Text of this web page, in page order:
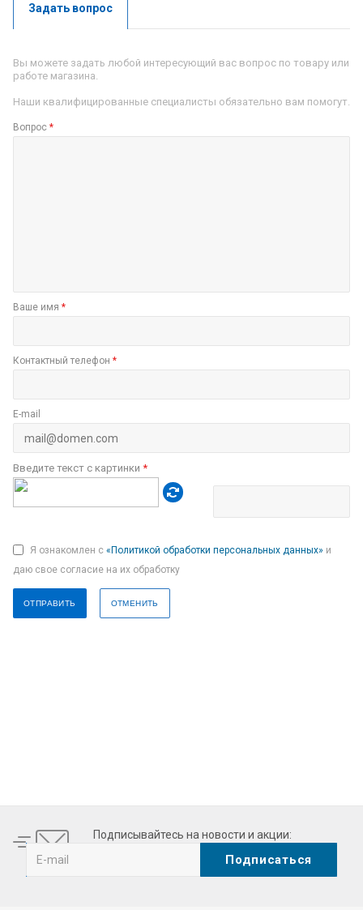
Задать вопрос
Вы можете задать любой интересующий вас вопрос по товару или
работе магазина.
Наши квалифицированные специалисты обязательно вам помогут.
Вопрос *
Ваше имя *
Контактный телефон *
E-mail
Введите текст с картинки *
Я ознакомлен с «Политикой обработки персональных данных» и
даю свое согласие на их обработку
ОТПРАВИТЬ ОТМЕНИТЬ
Подписывайтесь на новости и акции: